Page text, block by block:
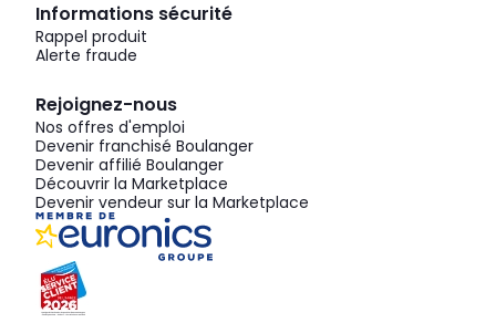
Informations sécurité
Rappel produit
Alerte fraude
Rejoignez-nous
Nos offres d'emploi
Devenir franchisé Boulanger
Devenir affilié Boulanger
Découvrir la Marketplace
Devenir vendeur sur la Marketplace